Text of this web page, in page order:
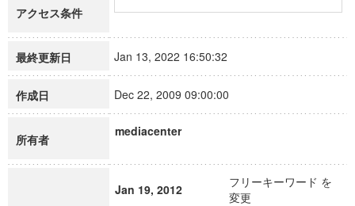
アクセス条件
最終更新日 Jan 13, 2022 16:50:32
作成日 Dec 22, 2009 09:00:00
所有者
mediacenter
Jan 19, 2012
フリーキーワード を
変更